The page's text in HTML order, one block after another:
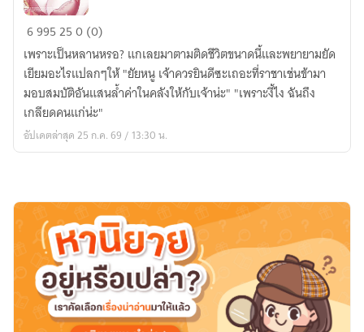
[Fic
school
DxD]
ทายาท
สุดท้าย
แห่ง
รี
รชน
6995250 (0)
เพราะเป็นหลานหรอ? แกเลยมาตามติดชีวิตขนาดนี้และพยายามยัด
เยียมอะไรแปลกๆให้ "ยัยหนู เจ้าควรยินดีซะเถอะที่ราชาเช่นข้ามา
มอบสมบัติอันแสนล้ำค่าในคลังให้กับเจ้าน่ะ" "เพราะงี้ไง ฉันถึง
เกลียดคนแก่น่ะ"
อัปเดตล่าสุด 25 ก.ค. 69 / 13:30 น.